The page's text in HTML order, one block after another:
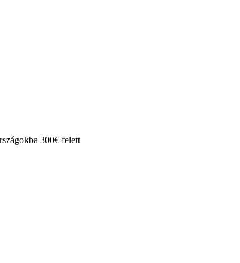
300€ felett